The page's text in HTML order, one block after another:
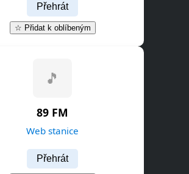
Přehrát
☆ Přidat k oblíbeným
🎵
89 FM
Web stanice
Přehrát